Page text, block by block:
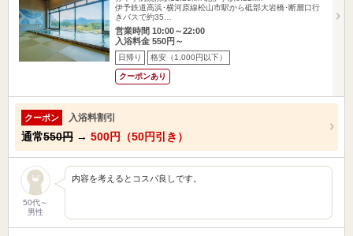
伊予鉄道高浜･横河原線松山市駅から砥部大岩橋･断層口行
きバスで約35…
営業時間 10:00～22:00
入浴料金 550円～
日帰り 格安（1,000円以下）
クーポンあり
クーポン 入浴料割引
通常550円 → 500円（50円引き）
50代～
男性
内容を考えるとコスパ良しです。